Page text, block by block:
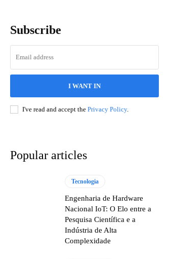
Subscribe
I WANT IN
I've read and accept the Privacy Policy.
Popular articles
Tecnologia
Engenharia de Hardware
Nacional IoT: O Elo entre a
Pesquisa Científica e a
Indústria de Alta
Complexidade